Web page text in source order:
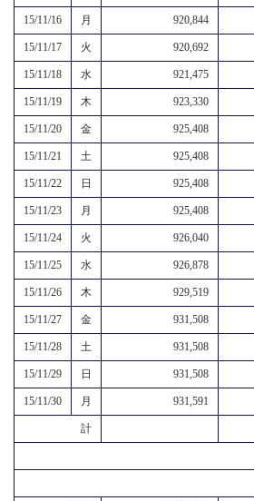
15/11/16 月 920,844
15/11/17 火 920,692
15/11/18 水 921,475
15/11/19 木 923,330
15/11/20 金 925,408
15/11/21 土 925,408
15/11/22 日 925,408
15/11/23 月 925,408
15/11/24 火 926,040
15/11/25 水 926,878
15/11/26 木 929,519
15/11/27 金 931,508
15/11/28 土 931,508
15/11/29 日 931,508
15/11/30 月 931,591
計